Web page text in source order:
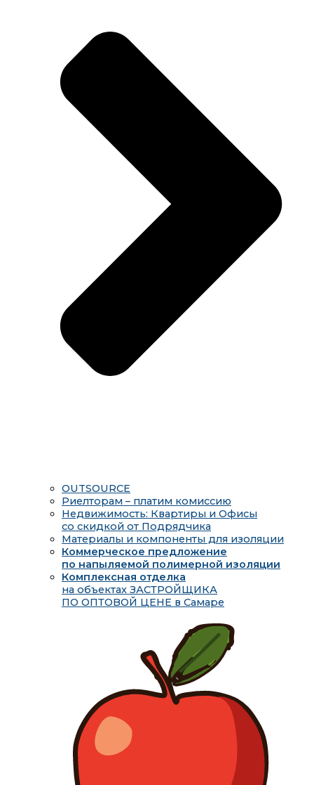
OUTSOURCE
Риелторам – платим комиссию
Недвижимость: Квартиры и Офисы
со скидкой от Подрядчика
Материалы и компоненты для изоляции
Коммерческое предложение
по напыляемой полимерной изоляции
Комплексная отделка
на объектах ЗАСТРОЙЩИКА
ПО ОПТОВОЙ ЦЕНЕ в Самаре